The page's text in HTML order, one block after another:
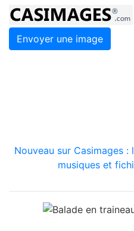
Envoyer une image
Nouveau sur Casimages
musiques et